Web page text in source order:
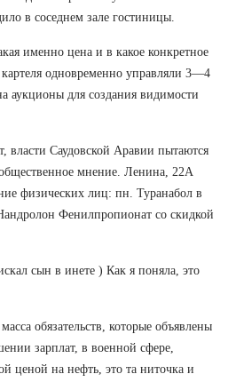
в соседнем зале гостиницы.
именно цена и в какое конкретное
одновременно управляли 3—4
аукционы для создания видимости
власти Саудовской Аравии пытаются
мнение. Ленина, 22А
физических лиц: пн. Туранабол в
Фенилпропионат со скидкой
сын в инете ) Как я поняла, это
обязательств, которые объявлены
зарплат, в военной сфере,
ценой на нефть, это та ниточка и